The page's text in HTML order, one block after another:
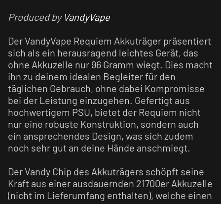
Produced by VandyVape
Der VandyVape Requiem Akkuträger präsentiert
sich als ein herausragend leichtes Gerät, das
ohne Akkuzelle nur 96 Gramm wiegt. Dies macht
ihn zu deinem idealen Begleiter für den
täglichen Gebrauch, ohne dabei Kompromisse
bei der Leistung einzugehen. Gefertigt aus
hochwertigem PSU, bietet der Requiem nicht
nur eine robuste Konstruktion, sondern auch
ein ansprechendes Design, was sich zudem
noch sehr gut an deine Hände anschmiegt.
Der Vandy Chip des Akkuträgers schöpft seine
Kraft aus einer ausdauernden 21700er Akkuzelle
(nicht im Lieferumfang enthalten), welche einen